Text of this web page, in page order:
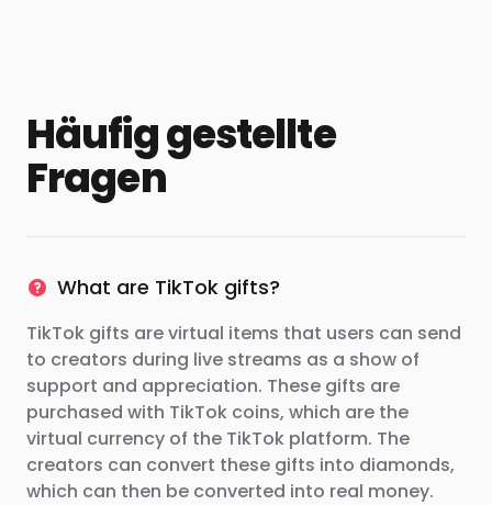
Häufig gestellte
Fragen
What are TikTok gifts?
TikTok gifts are virtual items that users can send
to creators during live streams as a show of
support and appreciation. These gifts are
purchased with TikTok coins, which are the
virtual currency of the TikTok platform. The
creators can convert these gifts into diamonds,
which can then be converted into real money.